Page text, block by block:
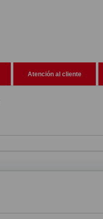
Atención al cliente